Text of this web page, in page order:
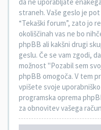
straneh. Vaše geslo je
“Tekaški forum”, zato jo
okoliščinah vas ne bo
phpBB ali kakšni drugi
geslu. Če se vam zgodi,
možnost "Pozabil sem
phpBB omogoča. V tem
vpišete svoje
programska oprema
za obnovitev vašega